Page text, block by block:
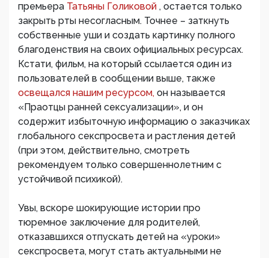
премьера Татьяны Голиковой , остается только
закрыть рты несогласным. Точнее – заткнуть
собственные уши и создать картинку полного
благоденствия на своих официальных ресурсах.
Кстати, фильм, на который ссылается один из
пользователей в сообщении выше, также
освещался нашим ресурсом, он называется
«Праотцы ранней сексуализации», и он
содержит избыточную информацию о заказчиках
глобального секспросвета и растления детей
(при этом, действительно, смотреть
рекомендуем только совершеннолетним с
устойчивой психикой).
Увы, вскоре шокирующие истории про
тюремное заключение для родителей,
отказавшихся отпускать детей на «уроки»
секспросвета, могут стать актуальными не